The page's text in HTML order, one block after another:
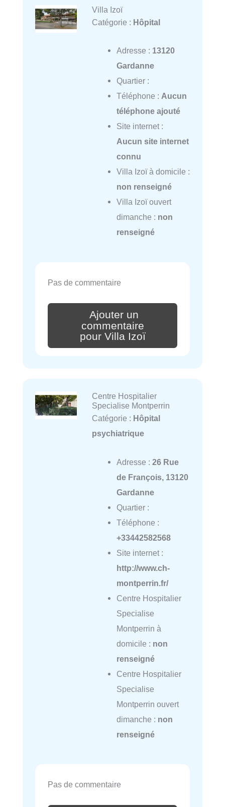
Villa Izoï
Catégorie : Hôpital
Adresse : 13120
Gardanne
Quartier :
Téléphone : Aucun
téléphone ajouté
Site internet :
Aucun site internet
connu
Villa Izoï à domicile :
non renseigné
Villa Izoï ouvert
dimanche : non
renseigné
Pas de commentaire
Ajouter un
commentaire
pour Villa Izoï
Centre Hospitalier
Specialise Montperrin
Catégorie : Hôpital
psychiatrique
Adresse : 26 Rue
de François, 13120
Gardanne
Quartier :
Téléphone :
+33442582568
Site internet :
http://www.ch-
montperrin.fr/
Centre Hospitalier
Specialise
Montperrin à
domicile : non
renseigné
Centre Hospitalier
Specialise
Montperrin ouvert
dimanche : non
renseigné
Pas de commentaire